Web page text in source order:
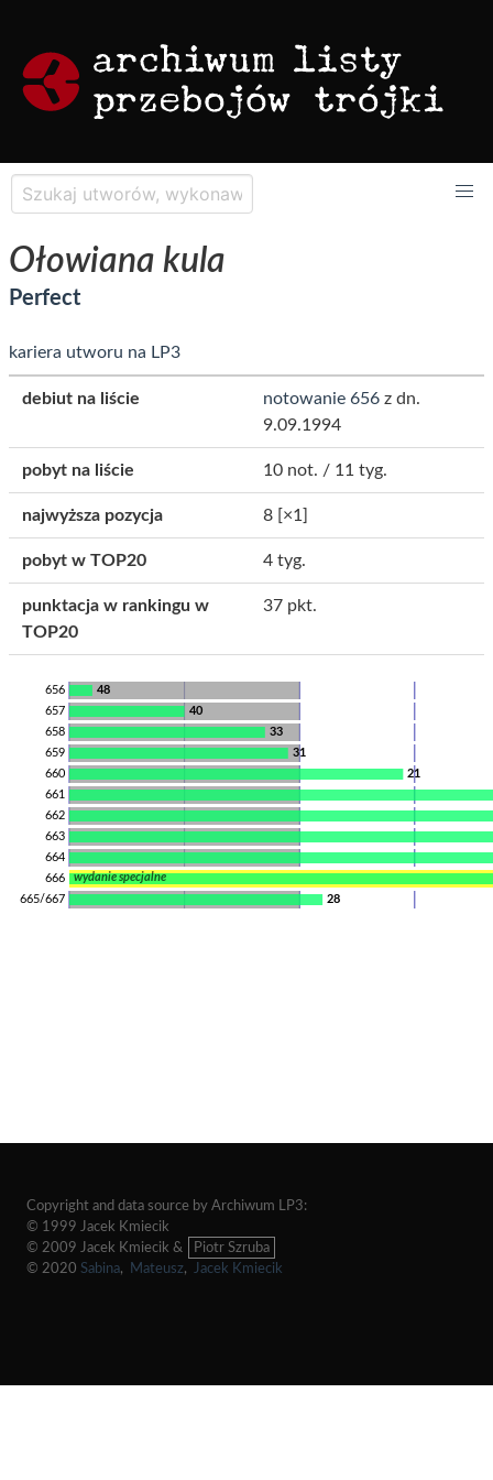
Ołowiana kula
Perfect
kariera utworu na LP3
debiut na liście notowanie 656 z dn.
9.09.1994
pobyt na liście 10 not. / 11 tyg.
najwyższa pozycja 8 [×1]
pobyt w TOP20 4 tyg.
punktacja w rankingu w
TOP20
37 pkt.
48
656
40
657
33
658
31
659
21
660
661
662
663
664
wydanie specjalne
666
28
665/667
Copyright and data source by Archiwum LP3:
© 1999 Jacek Kmiecik
© 2009 Jacek Kmiecik &
Piotr Szruba
© 2020 Sabina, Mateusz, Jacek Kmiecik